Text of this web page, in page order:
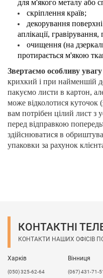
для м'якого металу або
скріплення країв;
декорування
аплікації,
очищення (на
протирається м'якою
Звертаємо особливу увагу
крихкий і при найменшій
пакуємо листи в картон,
може відколотися
вам потрібен цілий лист з
перед відправкою
здійснюватися в
упаковки за рахунок
КОНТАКТНІ
КОНТАКТИ НАШИХ ОФІСІВ ПО
Харків
(050) 325-62-64
Вінниця
(067) 431-71-